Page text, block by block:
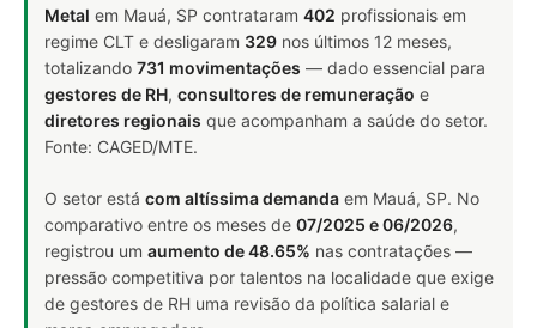
Metal em Mauá, SP contrataram 402 profissionais em
regime CLT e desligaram 329 nos últimos 12 meses,
totalizando 731 movimentações — dado essencial para
gestores de RH, consultores de remuneração e
diretores regionais que acompanham a saúde do setor.
Fonte: CAGED/MTE.
O setor está com altíssima demanda em Mauá, SP. No
comparativo entre os meses de 07/2025 e 06/2026,
registrou um aumento de 48.65% nas contratações —
pressão competitiva por talentos na localidade que exige
de gestores de RH uma revisão da política salarial e